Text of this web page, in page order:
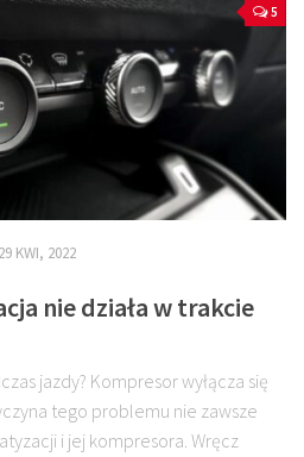
5
KWI, 2022
nie działa w trakcie
jazdy? Kompresor wyłącza się
tego problemu nie zawsze
i jej kompresora. Wręcz